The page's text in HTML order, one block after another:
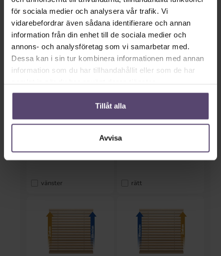
för sociala medier och analysera vår trafik. Vi
vidarebefordrar även sådana identifierare och annan
information från din enhet till de sociala medier och
annons- och analysföretag som vi samarbetar med.
Dessa kan i sin tur kombinera informationen med annan
information som du har tillhandahållit eller som de har
Tillåt alla
Avvisa
Höjd i cm
cm
Intervall: 30–300 cm
vänster rätt